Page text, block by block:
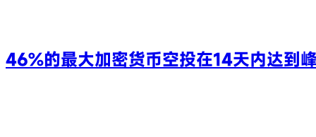
46%的最大加密货币空投在14天内达到